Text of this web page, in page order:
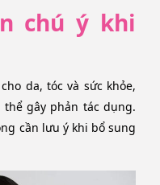
chú ý khi
da, tóc và sức khỏe,
gây phản tác dụng.
cần lưu ý khi bổ sung